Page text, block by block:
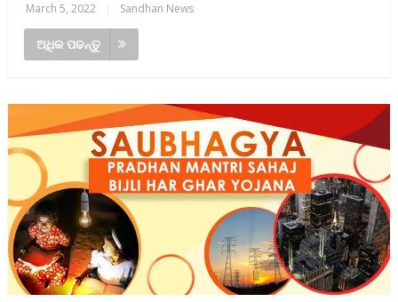
March 5, 2022 Sandhan News
ଅଧିକ ପଢନ୍ତୁ